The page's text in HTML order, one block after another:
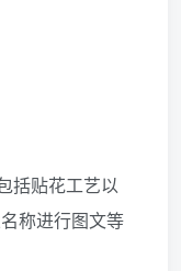
括贴花工艺以
称进行图文等